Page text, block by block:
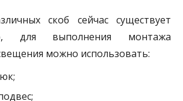
скоб сейчас существует
для выполнения монтажа
можно использовать: